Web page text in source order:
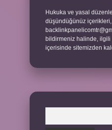
Hukuka ve yasal
düşündüğünüz içerikleri,
bildirmeniz halinde, ilgili
içerisinde sitemizden